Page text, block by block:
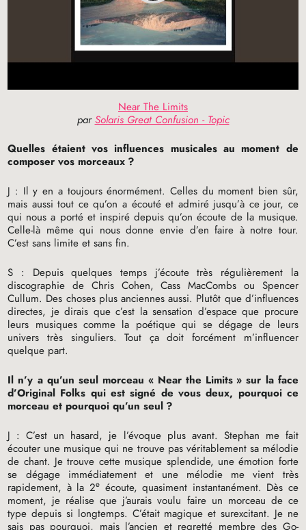
Near The Limits
parSolaris Great Confusion - Topic
Quelles étaient vos influences musicales au moment de
composer vos morceaux ?
J : Il y en a toujours énormément. Celles du moment bien sûr,
mais aussi tout ce qu’on a écouté et admiré jusqu’à ce jour, ce
qui nous a porté et inspiré depuis qu’on écoute de la musique.
Celle-là même qui nous donne envie d’en faire à notre tour.
C’est sans limite et sans fin.
S : Depuis quelques temps j’écoute très régulièrement la
discographie de Chris Cohen, Cass MacCombs ou Spencer
Cullum. Des choses plus anciennes aussi. Plutôt que d’influences
directes, je dirais que c’est la sensation d’espace que procure
leurs musiques comme la poétique qui se dégage de leurs
univers très singuliers. Tout ça doit forcément m’influencer
quelque part.
Il n’y a qu’un seul morceau « Near the Limits » sur la face
d’Original Folks qui est signé de vous deux, pourquoi ce
morceau et pourquoi qu’un seul ?
J : C’est un hasard, je l’évoque plus avant. Stephan me fait
écouter une musique qui ne trouve pas véritablement sa mélodie
de chant. Je trouve cette musique splendide, une émotion forte
se dégage immédiatement et une mélodie me vient très
rapidement, à la 2eécoute, quasiment instantanément. Dès ce
moment, je réalise que j’aurais voulu faire un morceau de ce
type depuis si longtemps. C’était magique et surexcitant. Je ne
sais pas pourquoi, mais l’ancien et regretté membre des Go-